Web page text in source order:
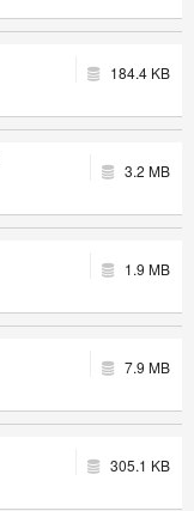
184.4 KB
3.2 MB
1.9 MB
7.9 MB
305.1 KB